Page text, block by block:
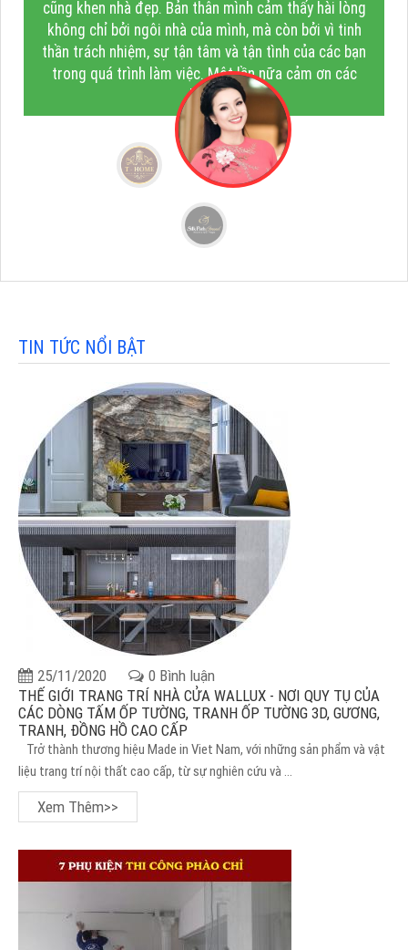
cũng khen nhà đẹp. Bản thân mình cảm thấy hài lòng
không chỉ bởi ngôi nhà của mình, mà còn bởi vì tinh
thần trách nhiệm, sự tận tâm và tận tình của các bạn
trong quá trình làm việc. Một lần nữa cảm ơn các
bạn!"
TIN TỨC NỔI BẬT
25/11/2020
0 Bình luận
THẾ GIỚI TRANG TRÍ NHÀ CỬA WALLUX - NƠI QUY TỤ CỦA
CÁC DÒNG TẤM ỐP TƯỜNG, TRANH ỐP TƯỜNG 3D, GƯƠNG,
TRANH, ĐỒNG HỒ CAO CẤP
Trở thành thương hiệu Made in Viet Nam, với những sản phẩm và vật
liệu trang trí nội thất cao cấp, từ sự nghiên cứu và ...
Xem Thêm>>